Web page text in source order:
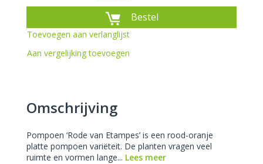
Bestel
Toevoegen aan verlanglijst
Aan vergelijking toevoegen
Omschrijving
Pompoen ‘Rode van Etampes’ is een rood-oranje
platte pompoen variëteit. De planten vragen veel
ruimte en vormen lange... Lees meer